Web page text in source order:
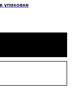
упаковке